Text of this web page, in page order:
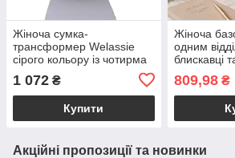
Жіноча сумка-
трансформер Welassie
сірого кольору із чотирма
відділення з екошкіри
«Лінда»
1 072 ₴
Купити
Жіноча
одним
блискавці
екошкіра
Alex&Mia
809,98₴
Акційні пропозиції та новинки